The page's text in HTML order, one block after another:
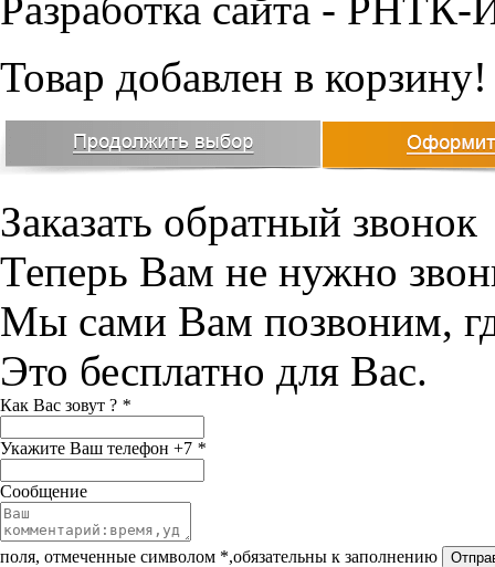
Товар добавлен в корзину!
Заказать обратный звонок
Теперь Вам не нужно
Мы сами Вам позвоним,
Это бесплатно для Вас.
Как Вас зовут ? *
Укажите Ваш телефон +7 *
Сообщение
поля, отмеченные символом *,обязательны к заполнению